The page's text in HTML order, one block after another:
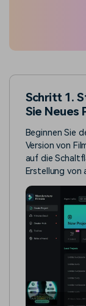
Schritt 1.
Sie Neues
Beginnen Sie
Version von
auf die
Erstellung von